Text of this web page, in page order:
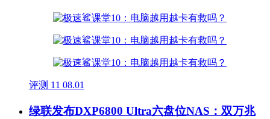
评测 11 08.01
绿联发布DXP6800 Ultra六盘位NAS：双万兆